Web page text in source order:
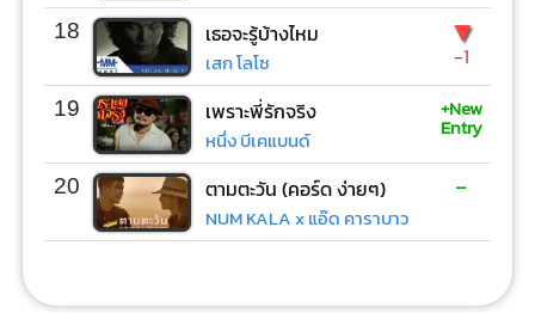
18 เธอจะรู้บ้างไหม
เสก โลโซ
▼
-1
19 เพราะพี่รักจริง
หนึ่ง บีเคแบนด์
+New
Entry
20 ตามตะวัน (คอร์ด ง่ายๆ)
NUM KALA x แอ๊ด คาราบาว
-